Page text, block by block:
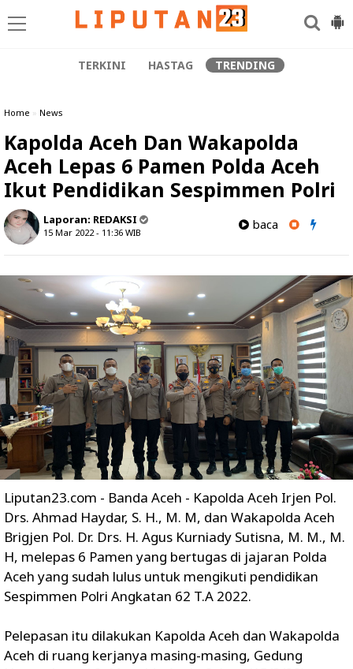
TERKINI HASTAG TRENDING
Home » News
Kapolda Aceh Dan Wakapolda
Aceh Lepas 6 Pamen Polda Aceh
Ikut Pendidikan Sespimmen Polri
Laporan: REDAKSI
15 Mar 2022 - 11:36 WIB
baca
Liputan23.com - Banda Aceh - Kapolda Aceh Irjen Pol.
Drs. Ahmad Haydar, S. H., M. M, dan Wakapolda Aceh
Brigjen Pol. Dr. Drs. H. Agus Kurniady Sutisna, M. M., M.
H, melepas 6 Pamen yang bertugas di jajaran Polda
Aceh yang sudah lulus untuk mengikuti pendidikan
Sespimmen Polri Angkatan 62 T.A 2022.
Pelepasan itu dilakukan Kapolda Aceh dan Wakapolda
Aceh di ruang kerjanya masing-masing, Gedung